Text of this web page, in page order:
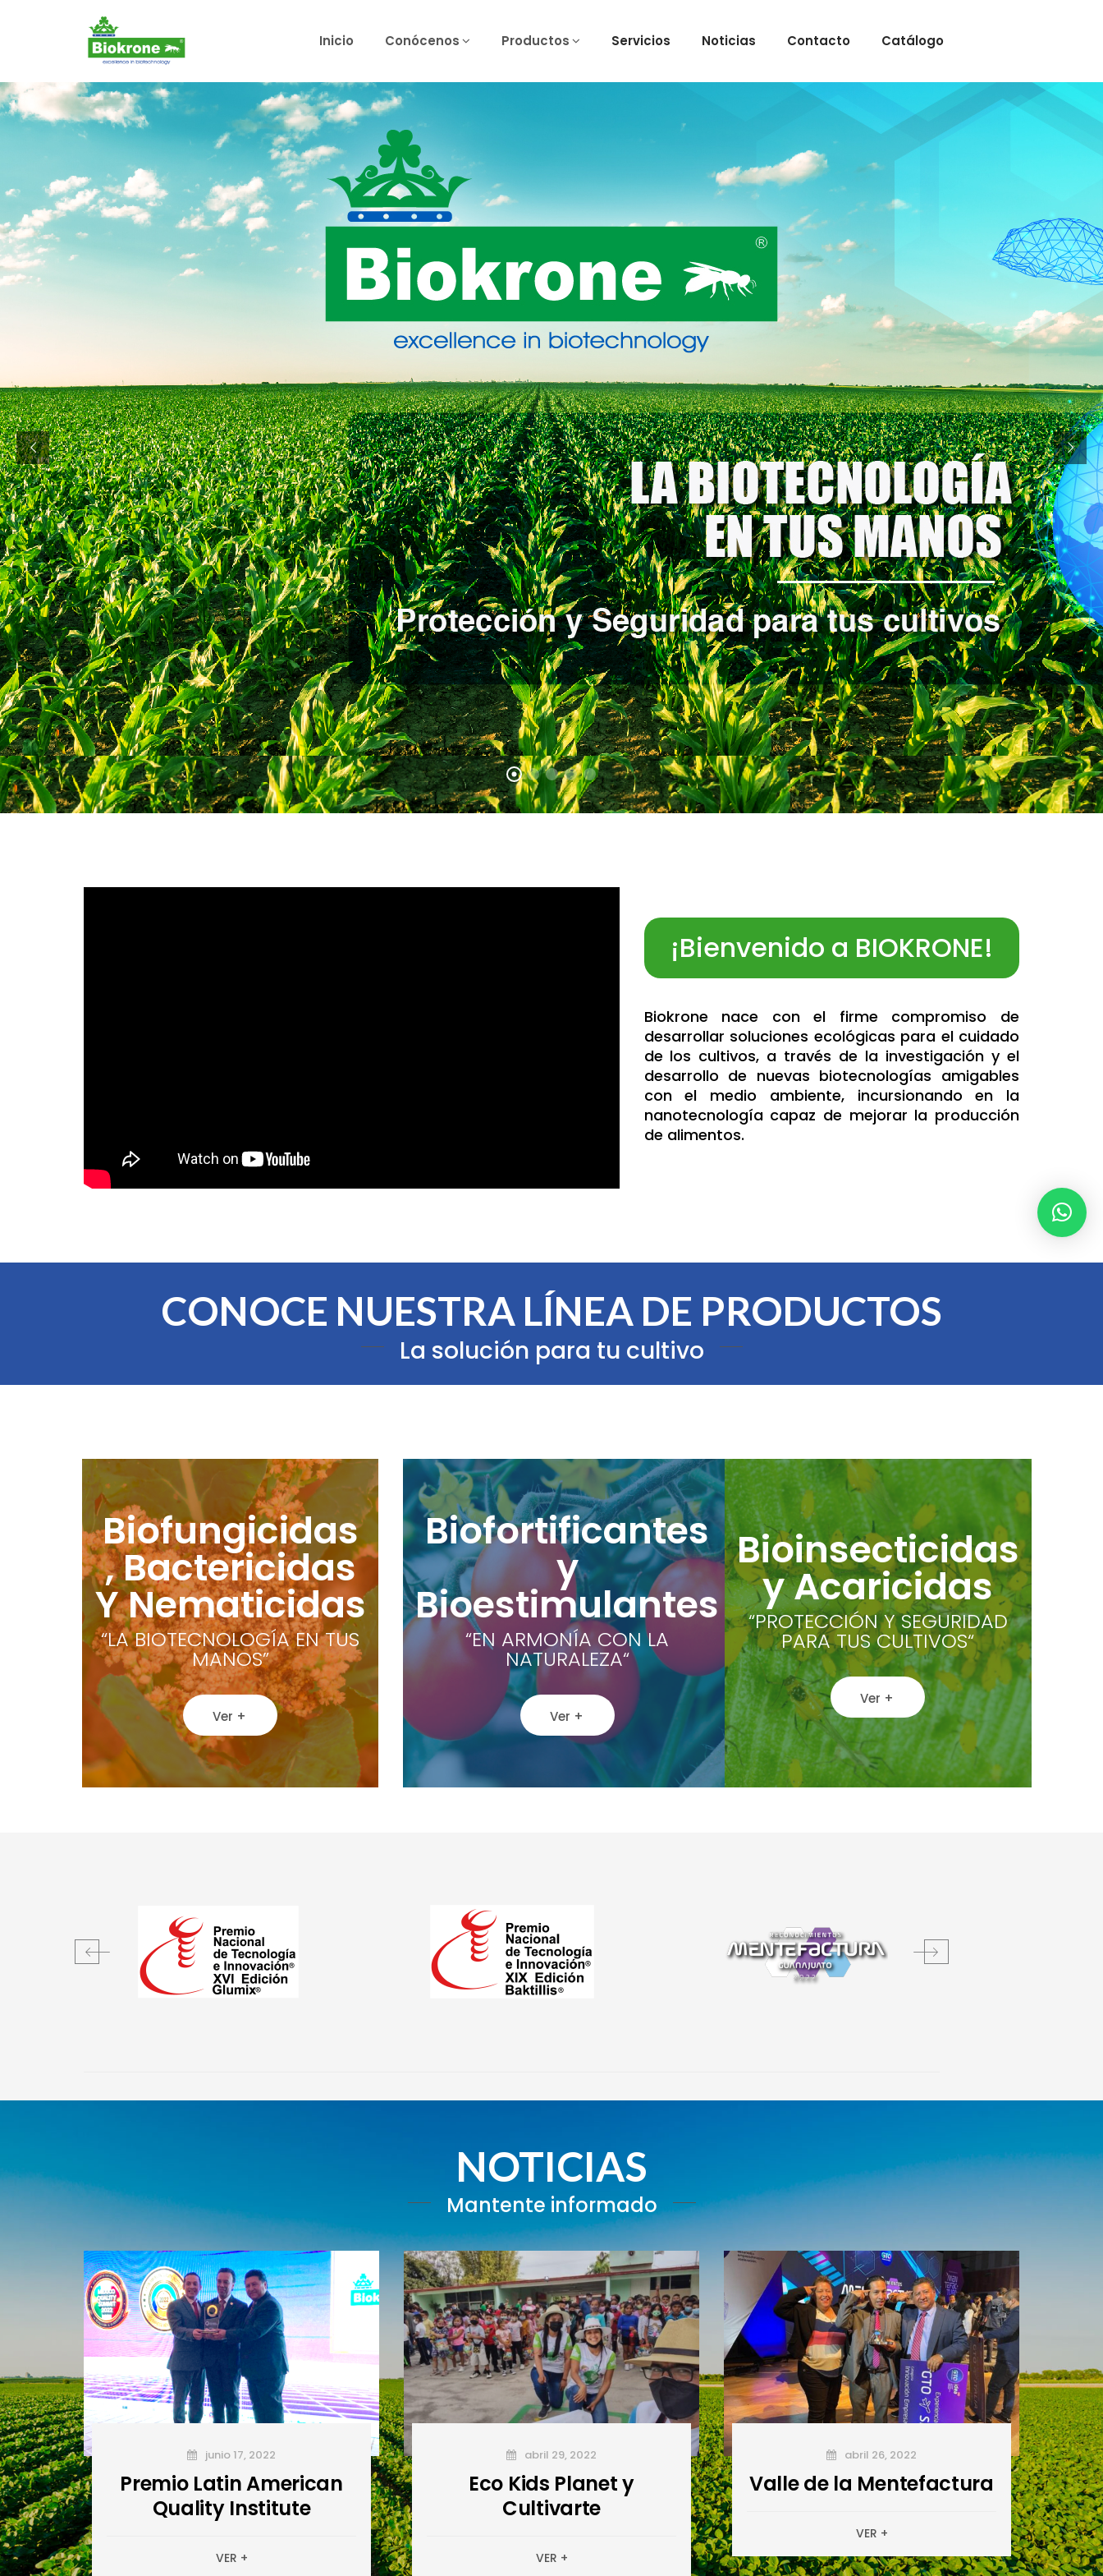
Inicio Conócenos Productos Servicios Noticias Contacto Catálogo
¡Bienvenido a BIOKRONE!
Biokrone nace con el firme compromiso de
desarrollar soluciones ecológicas para el cuidado
de los cultivos, a través de la investigación y el
desarrollo de nuevas biotecnologías amigables
con el medio ambiente, incursionando en la
nanotecnología capaz de mejorar la producción
de alimentos.
CONOCE NUESTRA LÍNEA DE PRODUCTOS
La solución para tu cultivo
Biofungicidas
, Bactericidas
Y Nematicidas
“LA BIOTECNOLOGÍA EN TUS
MANOS”
Ver +
Biofortificantes
y
Bioestimulantes
“EN ARMONÍA CON LA
NATURALEZA“
Ver +
Bioinsecticidas
y Acaricidas
“PROTECCIÓN Y SEGURIDAD
PARA TUS CULTIVOS“
Ver +
NOTICIAS
Mantente informado
junio 17, 2022
Premio Latin American
Quality Institute
VER +
abril 29, 2022
Eco Kids Planet y
Cultivarte
VER +
abril 26, 2022
Valle de la Mentefactura
VER +